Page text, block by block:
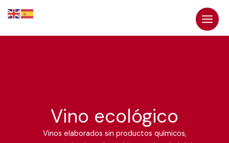
Vino ecológico
Vinos elaborados sin productos químicos,